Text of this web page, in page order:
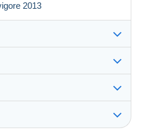
2013
(7624x)
Boutique